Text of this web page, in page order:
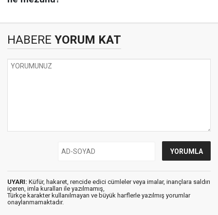
HABERE YORUM KAT
UYARI: Küfür, hakaret, rencide edici cümleler veya imalar, inançlara saldırı
içeren, imla kuralları ile yazılmamış,
Türkçe karakter kullanılmayan ve büyük harflerle yazılmış yorumlar
onaylanmamaktadır.